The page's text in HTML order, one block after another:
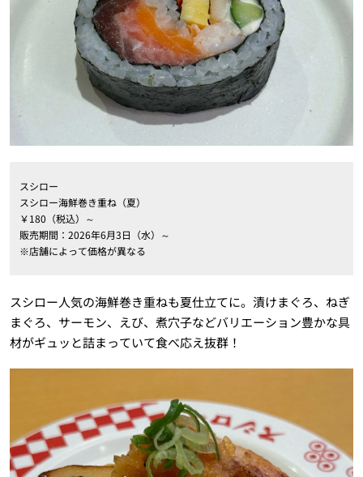
スシロー
スシロー海鮮巻き重ね（夏）
￥180（税込）～
販売期間：2026年6月3日（水）～
※店舗によって価格が異なる
スシロー人気の海鮮巻き重ねも夏仕立てに。漬けまぐろ、ねぎ
まぐろ、サーモン、えび、煮穴子などバリエーション豊かな具
材がギュッと詰まっていて食べ応え抜群！